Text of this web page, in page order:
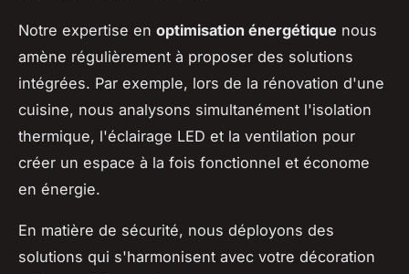
Notre expertise en optimisation énergétique nous
amène régulièrement à proposer des solutions
intégrées. Par exemple, lors de la rénovation d'une
cuisine, nous analysons simultanément l'isolation
thermique, l'éclairage LED et la ventilation pour
créer un espace à la fois fonctionnel et économe
en énergie.
En matière de sécurité, nous déployons des
solutions qui s'harmonisent avec votre décoration